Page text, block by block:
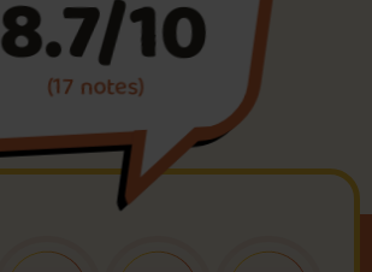
Foire aux questions
Me connecter
8.7/10
(17 notes)